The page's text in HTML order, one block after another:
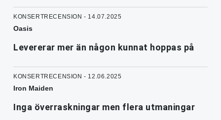
KONSERTRECENSION - 14.07.2025
Oasis
Levererar mer än någon kunnat hoppas på
KONSERTRECENSION - 12.06.2025
Iron Maiden
Inga överraskningar men flera utmaningar